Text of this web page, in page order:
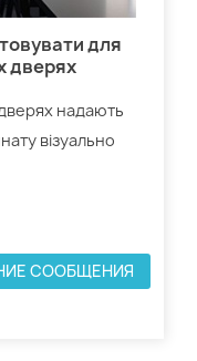
для
дверях
надають
візуально
СООБЩЕНИЯ